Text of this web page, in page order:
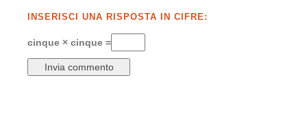
INSERISCI UNA RISPOSTA IN CIFRE:
cinque × cinque =